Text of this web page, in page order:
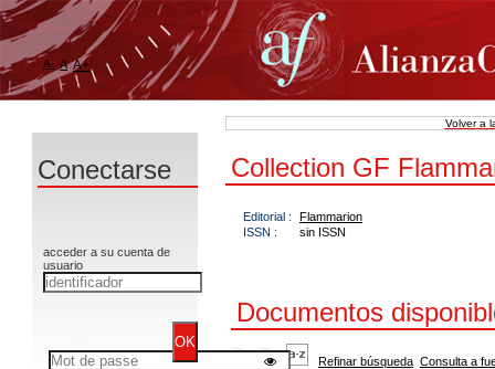
Volver a
Collection GF
Editorial :
Flammarion
ISSN :
sin ISSN
Documentos
Refinar búsqueda Consulta a
A- A A+
Conectarse
acceder a su cuenta de
usuario